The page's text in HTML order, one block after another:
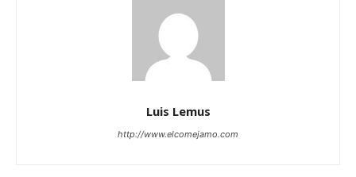
Luis Lemus
http://www.elcomejamo.com